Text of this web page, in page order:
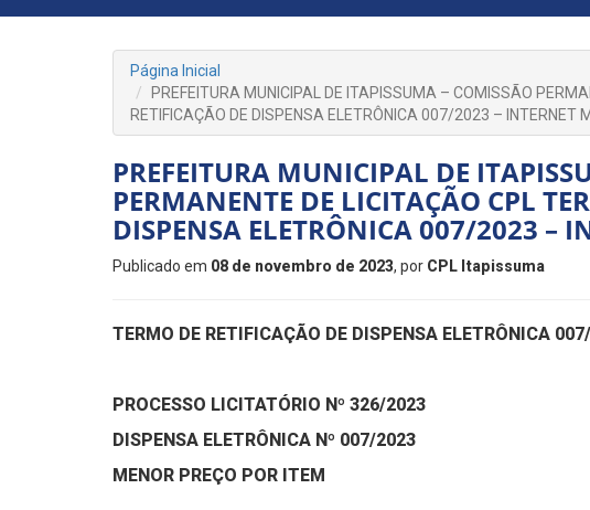
Página Inicial
PREFEITURA MUNICIPAL DE ITAPISSUMA – COMISSÃO
RETIFICAÇÃO DE DISPENSA ELETRÔNICA 007/2023 – INTERNET
PREFEITURA MUNICIPAL DE
PERMANENTE DE LICITAÇÃO CPL
DISPENSA ELETRÔNICA 007/2023 –
Publicado em 08 de novembro de 2023, por CPL Itapissuma
TERMO DE RETIFICAÇÃO DE DISPENSA ELETRÔNICA
PROCESSO LICITATÓRIO Nº 326/2023
DISPENSA ELETRÔNICA Nº 007/2023
MENOR PREÇO POR ITEM